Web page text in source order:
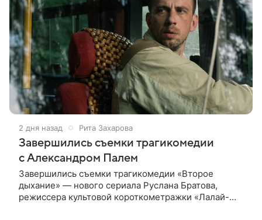
2 дня назад Рита Захарова
Завершились съемки трагикомедии
с Александром Палем
Завершились съемки трагикомедии «Второе
дыхание» — нового сериала Руслана Братова,
режиссера культовой короткометражки «Лалай-